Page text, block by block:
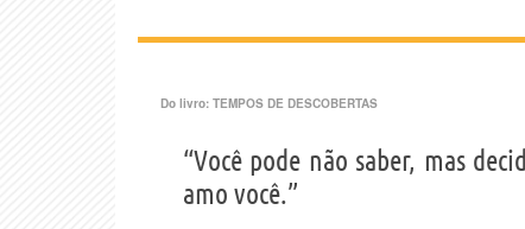
Do livro: TEMPOS DE DESCOBERTAS
“Você pode não saber, mas
amo você.”